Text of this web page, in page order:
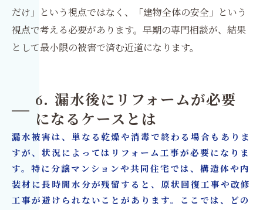
だけ」という視点ではなく、「建物全体の安全」という
視点で考える必要があります。早期の専門相談が、結果
として最小限の被害で済む近道になります。
6. 漏水後にリフォームが必要
になるケースとは
漏水被害は、単なる乾燥や消毒で終わる場合もありま
すが、状況によってはリフォーム工事が必要になりま
す。特に分譲マンションや共同住宅では、構造体や内
装材に長時間水分が残留すると、原状回復工事や改修
工事が避けられないことがあります。ここでは、どの